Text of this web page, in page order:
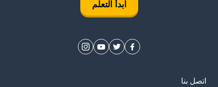
ابدأ التعلُّم
اتصل بنا